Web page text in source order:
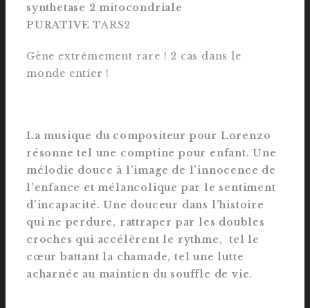
synthetase 2 mitocondriale
PURATIVETARS2
Gène extrêmement rare ! 2 cas dans le
monde entier !
La musique du compositeur pour Lorenzo
résonne tel une comptine pour enfant. Une
mélodie douce à l’image de l’innocence de
l’enfance et mélancolique par le sentiment
d’incapacité. Une douceur dans l’histoire
qui ne perdure, rattraper par les doubles
croches qui accélèrent le rythme, tel le
cœur battant la chamade, tel une lutte
acharnée au maintien du souffle de vie.